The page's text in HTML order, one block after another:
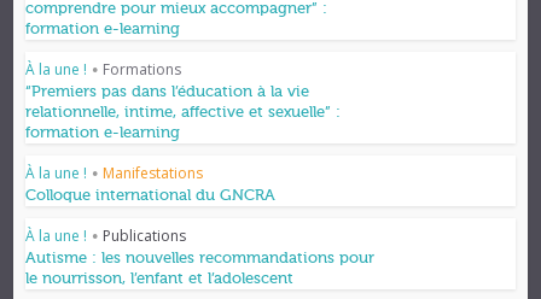
comprendre pour mieux accompagner” :
formation e-learning
À la une ! • Formations
“Premiers pas dans l’éducation à la vie
relationnelle, intime, affective et sexuelle” :
formation e-learning
À la une ! • Manifestations
Colloque international du GNCRA
À la une ! • Publications
Autisme : les nouvelles recommandations pour
le nourrisson, l’enfant et l’adolescent